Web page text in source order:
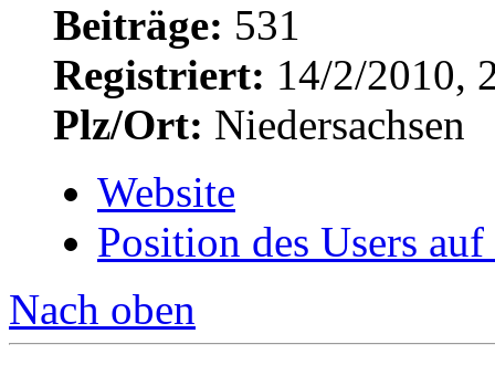
Beiträge: 531
Registriert: 14/2/2010,
Plz/Ort: Niedersachsen
Website
Position des Users
Nach oben